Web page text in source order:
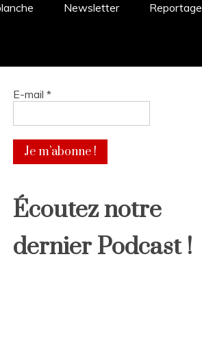
Newsletter Reportage
E-mail *
Écoutez notre
dernier Podcast !